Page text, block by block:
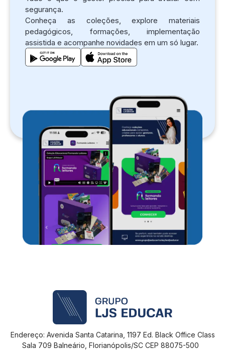
segurança.
Conheça as coleções, explore materiais
pedagógicos, formações, implementação
assistida e acompanhe novidades em um só lugar.
Endereço: Avenida Santa Catarina, 1197 Ed. Black Office Class
Sala 709 Balneário, Florianópolis/SC CEP 88075-500